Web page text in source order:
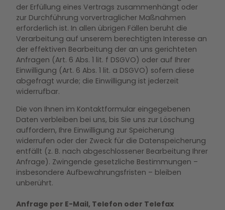
der Erfüllung eines Vertrags zusammenhängt oder
zur Durchführung vorvertraglicher Maßnahmen
erforderlich ist. In allen übrigen Fällen beruht die
Verarbeitung auf unserem berechtigten Interesse an
der effektiven Bearbeitung der an uns gerichteten
Anfragen (Art. 6 Abs. 1 lit. f DSGVO) oder auf Ihrer
Einwilligung (Art. 6 Abs. 1 lit. a DSGVO) sofern diese
abgefragt wurde; die Einwilligung ist jederzeit
widerrufbar.
Die von Ihnen im Kontaktformular eingegebenen
Daten verbleiben bei uns, bis Sie uns zur Löschung
auffordern, Ihre Einwilligung zur Speicherung
widerrufen oder der Zweck für die Datenspeicherung
entfällt (z. B. nach abgeschlossener Bearbeitung Ihrer
Anfrage). Zwingende gesetzliche Bestimmungen –
insbesondere Aufbewahrungsfristen – bleiben
unberührt.
Anfrage per E-Mail, Telefon oder Telefax